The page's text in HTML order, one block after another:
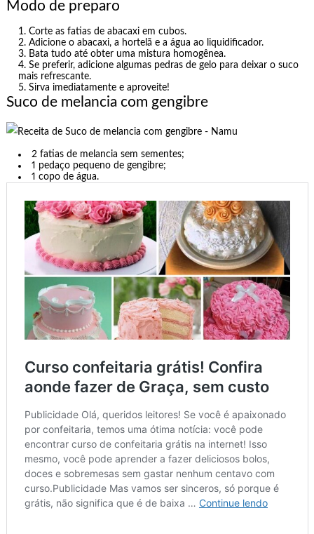
Modo de preparo
Corte as fatias de abacaxi em cubos.
Adicione o abacaxi, a hortelã e a água ao liquidificador.
Bata tudo até obter uma mistura homogênea.
Se preferir, adicione algumas pedras de gelo para deixar o suco
mais refrescante.
Sirva imediatamente e aproveite!
Suco de melancia com gengibre
2 fatias de melancia sem sementes;
1 pedaço pequeno de gengibre;
1 copo de água.